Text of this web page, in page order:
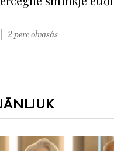
2 perc olvasás